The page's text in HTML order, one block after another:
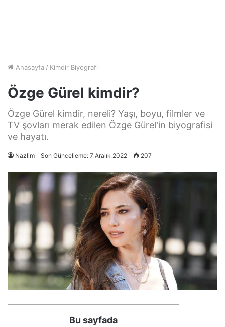
Anasayfa / Kimdir Biyografi
Özge Gürel kimdir?
Özge Gürel kimdir, nereli? Yaşı, boyu, filmler ve
TV şovları merak edilen Özge Gürel'in biyografisi
ve hayatı.
Nazlim Son Güncelleme: 7 Aralık 2022 207
Bu sayfada